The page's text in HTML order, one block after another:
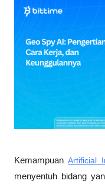
Kemampuan Artificial
menyentuh bidang